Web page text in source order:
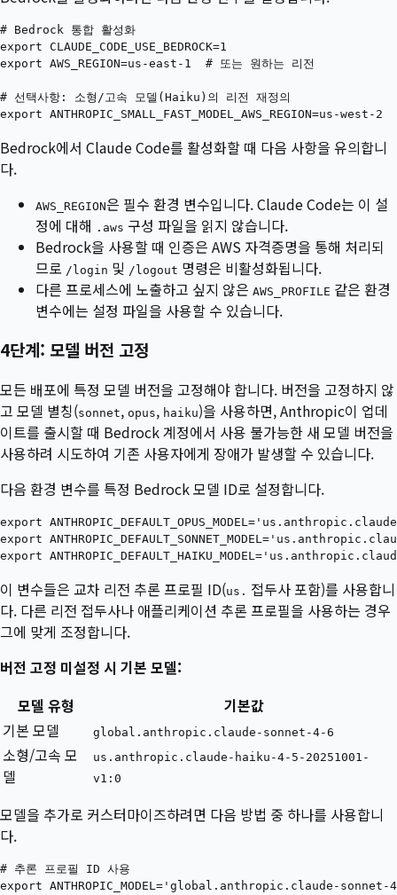
# Bedrock 통합 활성화
export CLAUDE_CODE_USE_BEDROCK=1
export AWS_REGION=us-east-1  # 또는 원하는 리전
# 선택사항: 소형/고속 모델(Haiku)의 리전 재정의
Bedrock에서 Claude Code를 활성화할 때 다음 사항을 유의합니
다.
AWS_REGION은 필수 환경 변수입니다. Claude Code는 이 설
정에 대해 .aws 구성 파일을 읽지 않습니다.
Bedrock을 사용할 때 인증은 AWS 자격증명을 통해 처리되
므로 /login 및 /logout 명령은 비활성화됩니다.
다른 프로세스에 노출하고 싶지 않은 AWS_PROFILE 같은 환경
변수에는 설정 파일을 사용할 수 있습니다.
4단계: 모델 버전 고정
모든 배포에 특정 모델 버전을 고정해야 합니다. 버전을 고정하지 않
고 모델 별칭(sonnet, opus, haiku)을 사용하면, Anthropic이 업데
이트를 출시할 때 Bedrock 계정에서 사용 불가능한 새 모델 버전을
사용하려 시도하여 기존 사용자에게 장애가 발생할 수 있습니다.
다음 환경 변수를 특정 Bedrock 모델 ID로 설정합니다.
export
export
이 변수들은 교차 리전 추론 프로필 ID(us. 접두사 포함)를 사용합니
다. 다른 리전 접두사나 애플리케이션 추론 프로필을 사용하는 경우
그에 맞게 조정합니다.
버전 고정 미설정 시 기본 모델:
모델 유형
기본값
기본 모델
global.anthropic.claude-sonnet-4-6
소형/고속 모
델
us.anthropic.claude-haiku-4-5-20251001-
v1:0
모델을 추가로 커스터마이즈하려면 다음 방법 중 하나를 사용합니
다.
# 추론 프로필 ID 사용
export ANTHROPIC_MODEL='global.anthropic.claude-